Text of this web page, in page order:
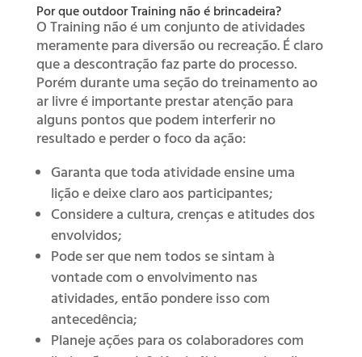
Por que outdoor Training não é brincadeira?
O Training não é um conjunto de atividades
meramente para diversão ou recreação. É claro
que a descontração faz parte do processo.
Porém durante uma seção do treinamento ao
ar livre é importante prestar atenção para
alguns pontos que podem interferir no
resultado e perder o foco da ação:
Garanta que toda atividade ensine uma
lição e deixe claro aos participantes;
Considere a cultura, crenças e atitudes dos
envolvidos;
Pode ser que nem todos se sintam à
vontade com o envolvimento nas
atividades, então pondere isso com
antecedência;
Planeje ações para os colaboradores com